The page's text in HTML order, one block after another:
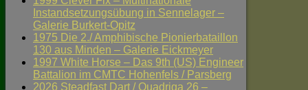
Instandsetzungsübung in Sennelager –
Galerie Burkert-Opitz
1975 Die 2./ Amphibische Pionierbataillon
130 aus Minden – Galerie Eickmeyer
1997 White Horse – Das 9th (US) Engineer
Battalion im CMTC Hohenfels / Parsberg
2026 Steadfast Dart / Quadriga 26 –